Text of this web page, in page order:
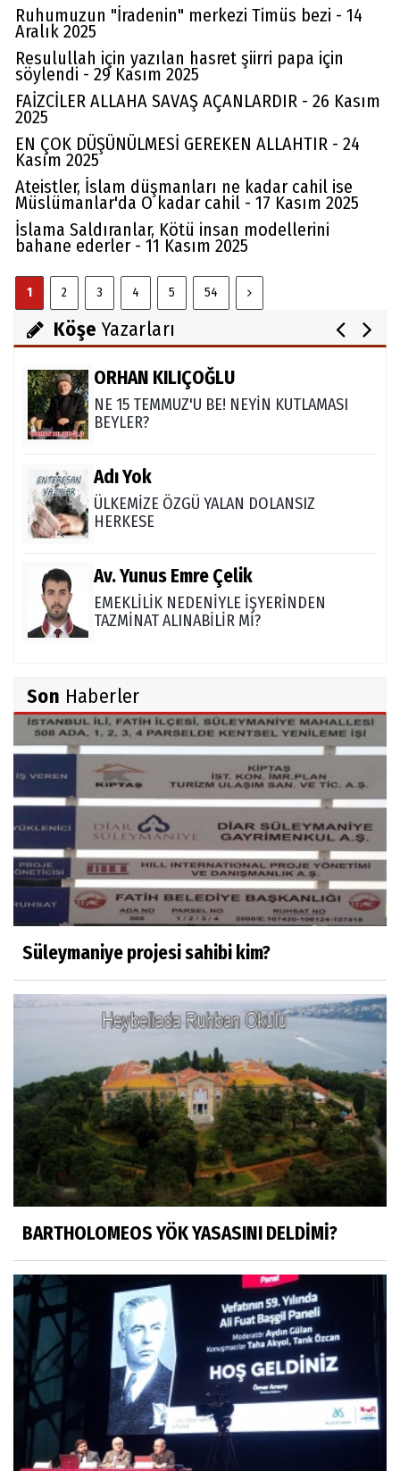
Ruhumuzun "İradenin" merkezi Timüs bezi - 14
Aralık 2025
Resulullah için yazılan hasret şiirri papa için
söylendi - 29 Kasım 2025
FAİZCİLER ALLAHA SAVAŞ AÇANLARDIR - 26 Kasım
2025
EN ÇOK DÜŞÜNÜLMESİ GEREKEN ALLAHTIR - 24
Kasım 2025
Ateistler, İslam düşmanları ne kadar cahil ise
Müslümanlar'da O kadar cahil - 17 Kasım 2025
İslama Saldıranlar, Kötü insan modellerini
bahane ederler - 11 Kasım 2025
1 2 3 4 5 54
Köşe Yazarları
Av. Cemil Can
FARELERİ DİNLEMEYİN!..
Abdullah Gözaydın
ALLAH cc. MUCİZE YARATMAZ.
ORHAN KILIÇOĞLU
NE 15 TEMMUZ'U BE! NEYİN KUTLAMASI
BEYLER?
Adı Yok
ÜLKEMİZE ÖZGÜ YALAN DOLANSIZ
HERKESE
Av. Yunus Emre Çelik
EMEKLİLİK NEDENİYLE İŞYERİNDEN
TAZMİNAT ALINABİLİR Mİ?
TÜRK DEVLETLERİ TEŞKİLATI'NI ANLAMAK
M. Şevket Atalay
Nüfus ve Seçmen sayıları tutarsızlığı
Misafir Yazar
Yapay zekâ platformlarında ebeveyn
kontrolü sağlamak
OLANIN ÖZETİ!.
HÜSEYİN MOVİT
HÜSEYİN MOVİT ABİMİZİN SON
PAYLAŞIMLARI
Prof. Dr. Nevzat Gözaydın
"Bir gecede millet cahil kaldı Alfabemiz
Sosyal medya
Gönenli Mehmet efendi kıssalarından biri
RIZK
Arşiv haberlerimiz
TÜRKİYEYE DEMOKRASI ŞIP DİYE GELMEDİ
Son Haberler
Süleymaniye projesi sahibi kim?
BARTHOLOMEOS YÖK YASASINI DELDİMİ?